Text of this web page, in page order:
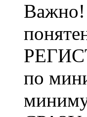
Важно!
по